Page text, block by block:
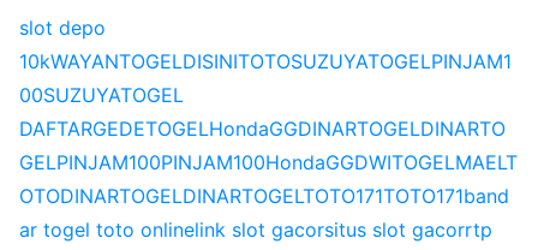
slot depo
10kWAYANTOGELDISINITOTOSUZUYATOGELPINJAM1
00SUZUYATOGEL
DAFTARGEDETOGELHondaGGDINARTOGELDINARTO
GELPINJAM100PINJAM100HondaGGDWITOGELMAELT
OTODINARTOGELDINARTOGELTOTO171TOTO171band
ar togel toto onlinelink slot gacorsitus slot gacorrtp